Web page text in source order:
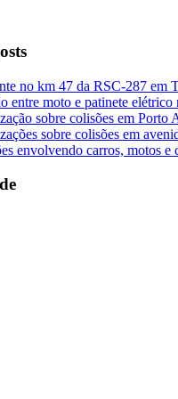
no km 47 da RSC-287 em
entre moto e patinete
sobre colisões em Porto
sobre colisões em
envolvendo carros, motos e